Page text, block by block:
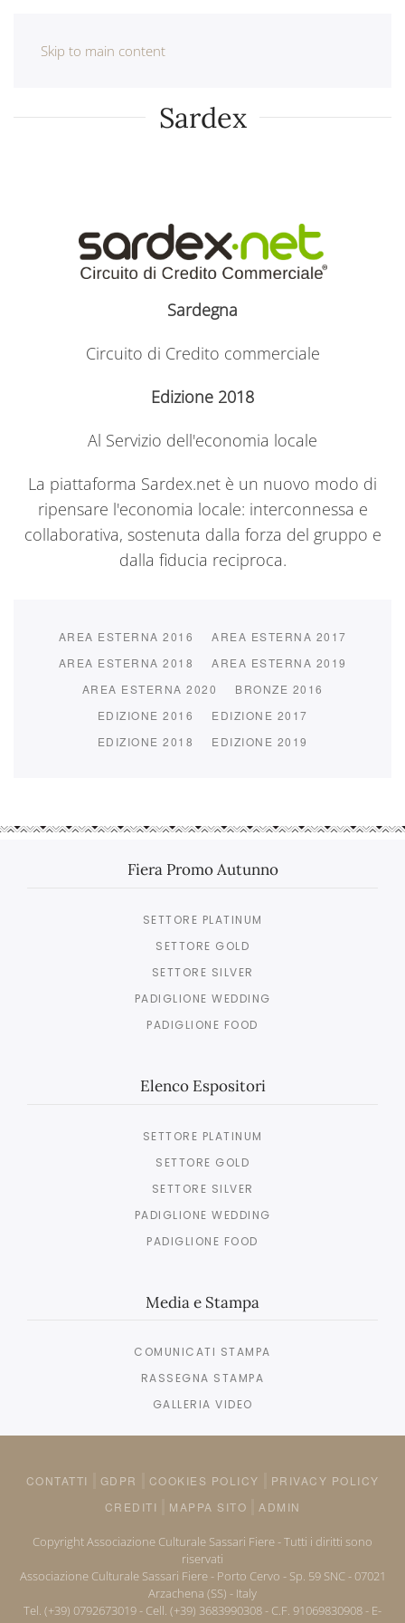
Skip to main content
Sardex
Sardegna
Circuito di Credito commerciale
Edizione 2018
Al Servizio dell'economia locale
La piattaforma Sardex.net è un nuovo modo di
ripensare l'economia locale: interconnessa e
collaborativa, sostenuta dalla forza del gruppo e
dalla fiducia reciproca.
AREA ESTERNA 2016
AREA ESTERNA 2017
AREA ESTERNA 2018
AREA ESTERNA 2019
AREA ESTERNA 2020
BRONZE 2016
EDIZIONE 2016
EDIZIONE 2017
EDIZIONE 2018
EDIZIONE 2019
Fiera Promo Autunno
SETTORE PLATINUM
SETTORE GOLD
SETTORE SILVER
PADIGLIONE WEDDING
PADIGLIONE FOOD
Elenco Espositori
SETTORE PLATINUM
SETTORE GOLD
SETTORE SILVER
PADIGLIONE WEDDING
PADIGLIONE FOOD
Media e Stampa
COMUNICATI STAMPA
RASSEGNA STAMPA
GALLERIA VIDEO
CONTATTI GDPR COOKIES POLICY
PRIVACY POLICY
CREDITI
MAPPA SITO ADMIN
Copyright Associazione Culturale Sassari Fiere - Tutti i diritti sono
riservati
Associazione Culturale Sassari Fiere - Porto Cervo - Sp. 59 SNC - 07021
Arzachena (SS) - Italy
Tel. (+39) 0792673019 - Cell. (+39) 3683990308 - C.F. 91069830908 - E-